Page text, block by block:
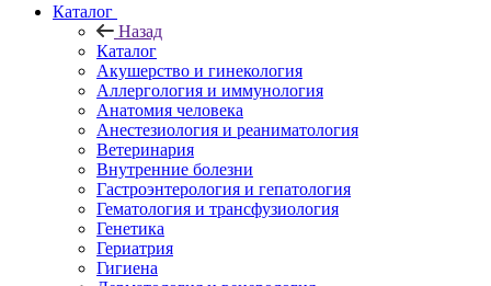
Каталог
Назад
Каталог
Акушерство и гинекология
Аллергология и иммунология
Анатомия человека
Анестезиология и реаниматология
Ветеринария
Внутренние болезни
Гастроэнтерология и гепатология
Гематология и трансфузиология
Генетика
Гериатрия
Гигиена